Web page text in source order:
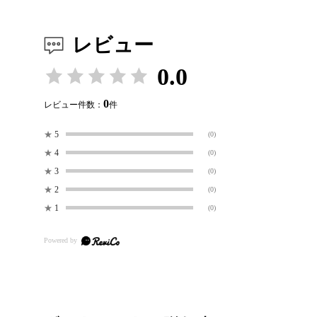
レビュー
0.0
レビュー件数： 0件
★ 5 (0)
★ 4 (0)
★ 3 (0)
★ 2 (0)
★ 1 (0)